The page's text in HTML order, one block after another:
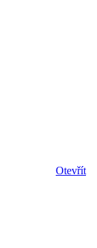
Otevřít